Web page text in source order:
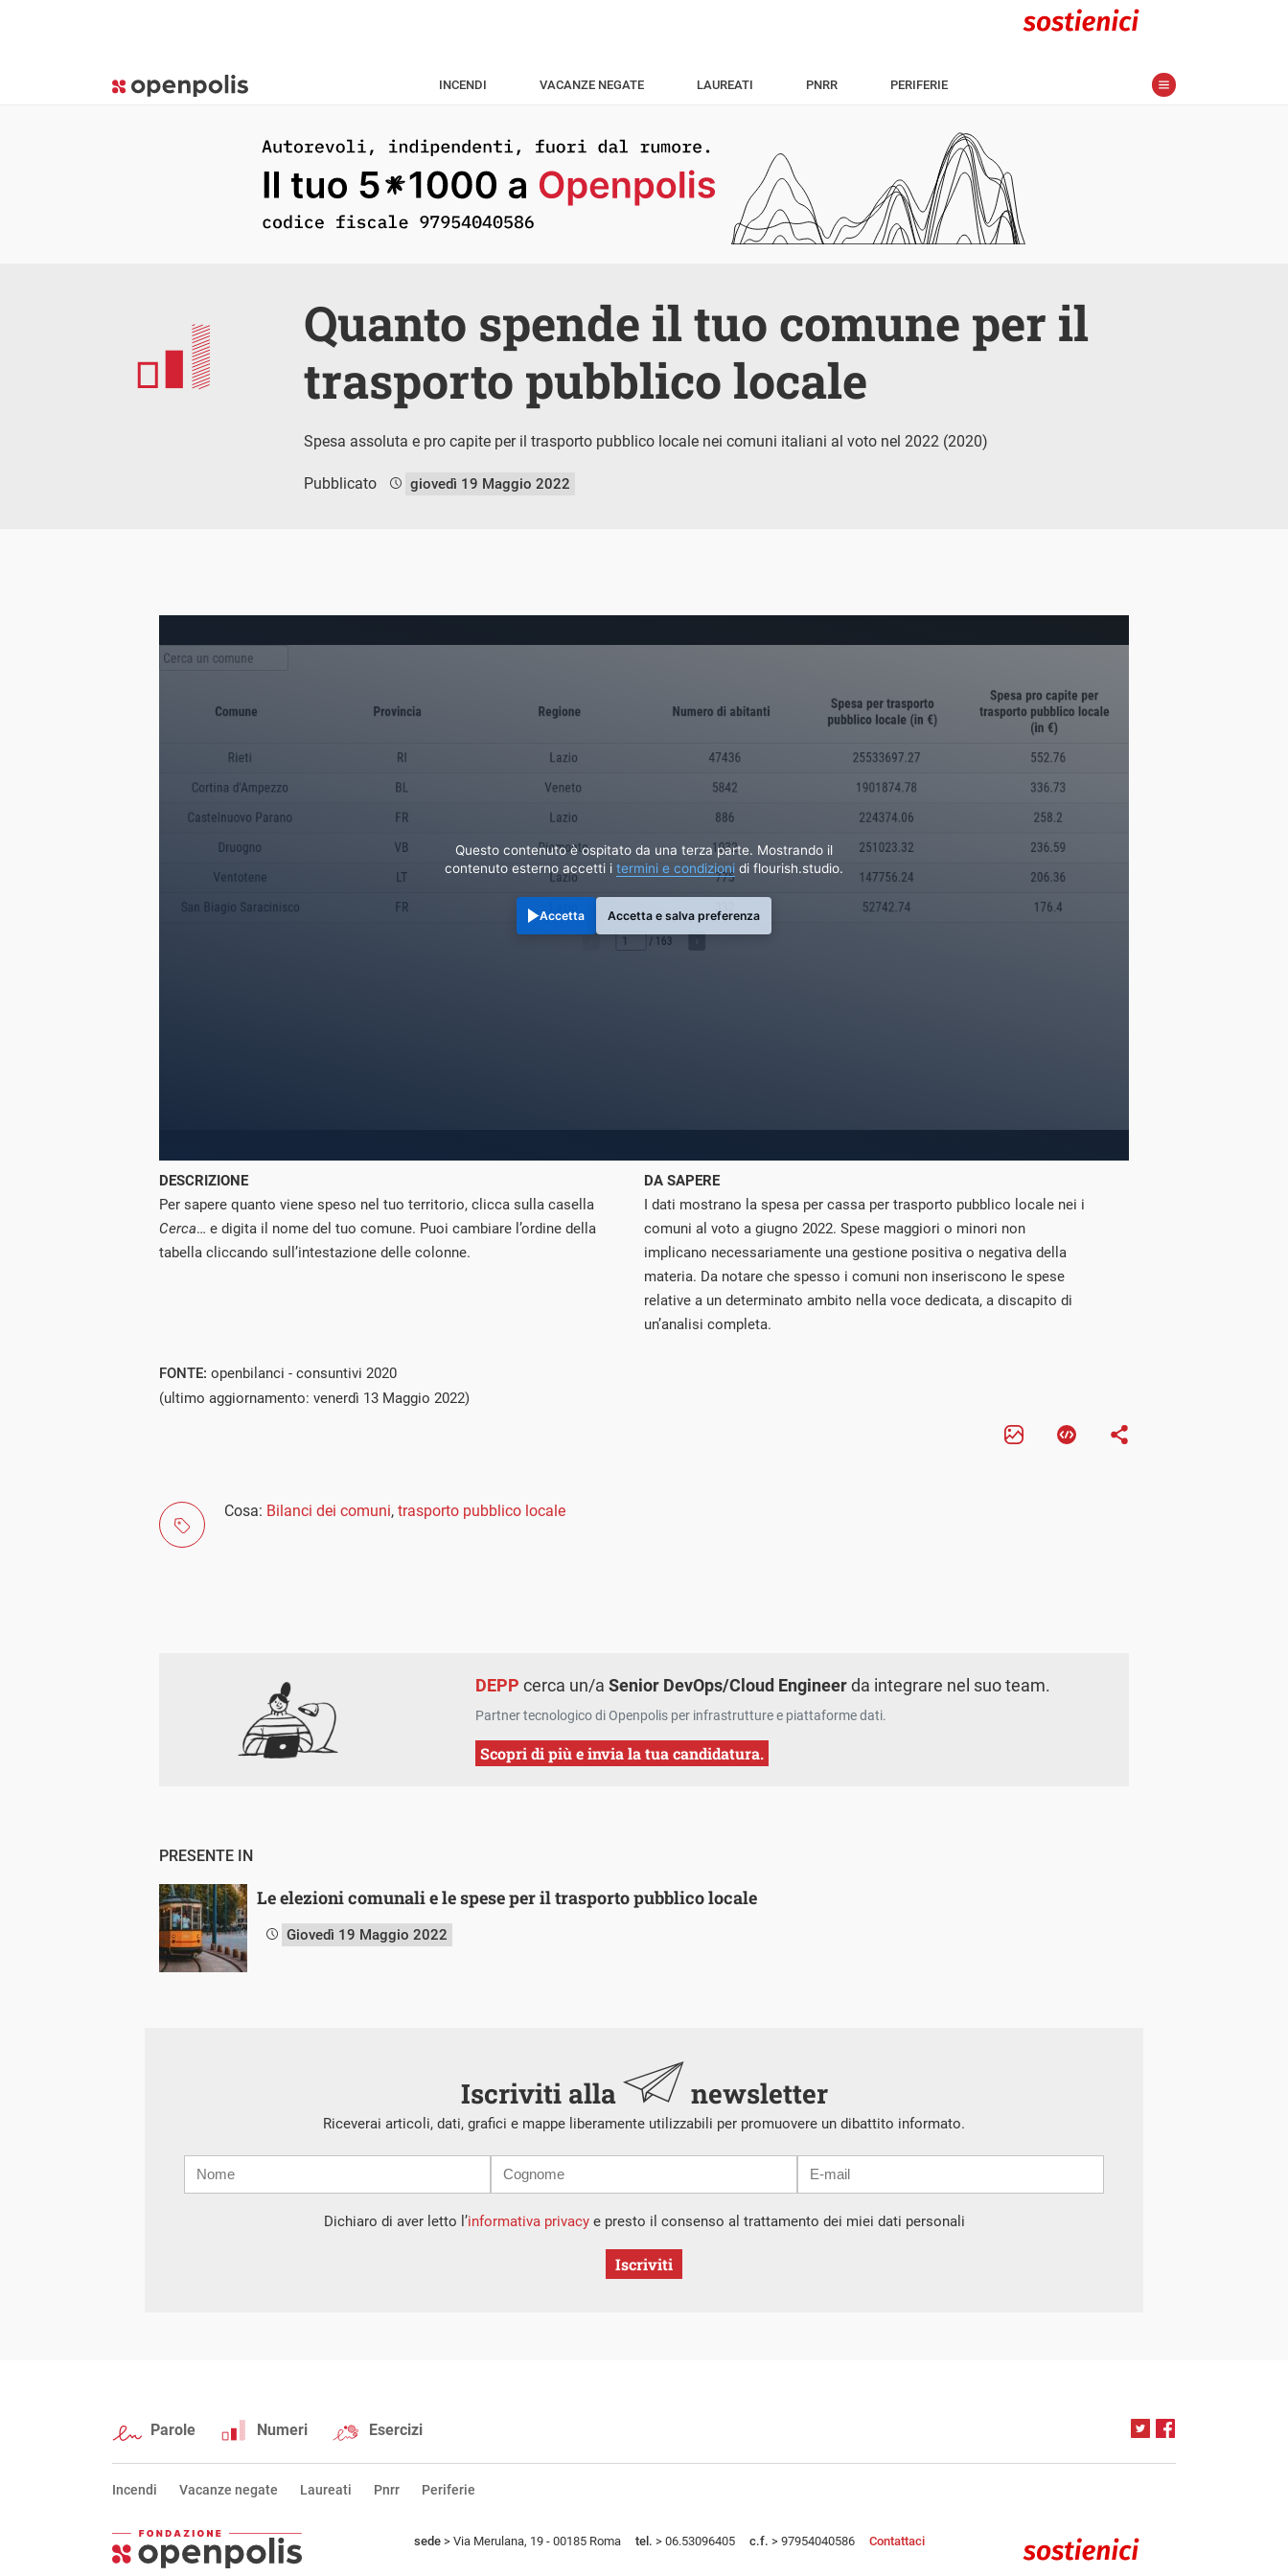
INCENDI VACANZE NEGATE LAUREATI PNRR PERIFERIE
Quanto spende il tuo comune per il
trasporto pubblico locale
Spesa assoluta e pro capite per il trasporto pubblico locale nei comuni italiani al voto nel 2022 (2020)
Pubblicato giovedì 19 Maggio 2022
Questo contenuto è ospitato da una terza parte. Mostrando il
contenuto esterno accetti i termini e condizioni di flourish.studio.
Accetta Accetta e salva preferenza
DESCRIZIONE
Per sapere quanto viene speso nel tuo territorio, clicca sulla casella
Cerca… e digita il nome del tuo comune. Puoi cambiare l’ordine della
tabella cliccando sull’intestazione delle colonne.
DA SAPERE
I dati mostrano la spesa per cassa per trasporto pubblico locale nei i
comuni al voto a giugno 2022. Spese maggiori o minori non
implicano necessariamente una gestione positiva o negativa della
materia. Da notare che spesso i comuni non inseriscono le spese
relative a un determinato ambito nella voce dedicata, a discapito di
un’analisi completa.
FONTE: openbilanci - consuntivi 2020
(ultimo aggiornamento: venerdì 13 Maggio 2022)
Cosa: Bilanci dei comuni, trasporto pubblico locale
DEPP cerca un/aSenior DevOps/Cloud Engineerda integrare nel suo team.
Partner tecnologico di Openpolis per infrastrutture e piattaforme dati.
Scopri di più e invia la tua candidatura.
PRESENTE IN
Le elezioni comunali e le spese per il trasporto pubblico locale
Giovedì 19 Maggio 2022
Iscriviti alla newsletter
Riceverai articoli, dati, grafici e mappe liberamente utilizzabili per promuovere un dibattito informato.
mail
Dichiaro di aver letto l’informativa privacye presto il consenso al trattamento dei miei dati personali
Iscriviti
Parole Numeri Esercizi
Incendi Vacanze negate Laureati Pnrr Periferie
sede > Via Merulana, 19 - 00185 Roma tel. > 06.53096405 c.f. > 97954040586 Contattaci